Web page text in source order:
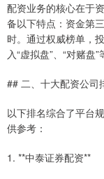
配资业务的核心在于
备以下特点：资金第
时。通过权威榜单，
入“虚拟盘”、“对赌盘”
## 二、十大配资公司
以下排名综合了平台
供参考：
1. **中泰证券配资**